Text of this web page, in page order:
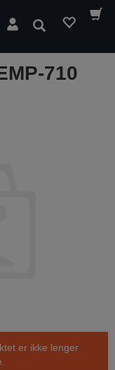
Søk
710
er ikke lenger